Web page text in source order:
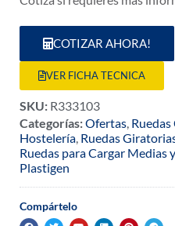
COTIZAR AHORA!
VER FICHA TECNICA
SKU: R333103
Categorías:Ofertas
Hostelería Ruedas
Ruedas para Cargar Medias
Plastigen
Compártelo